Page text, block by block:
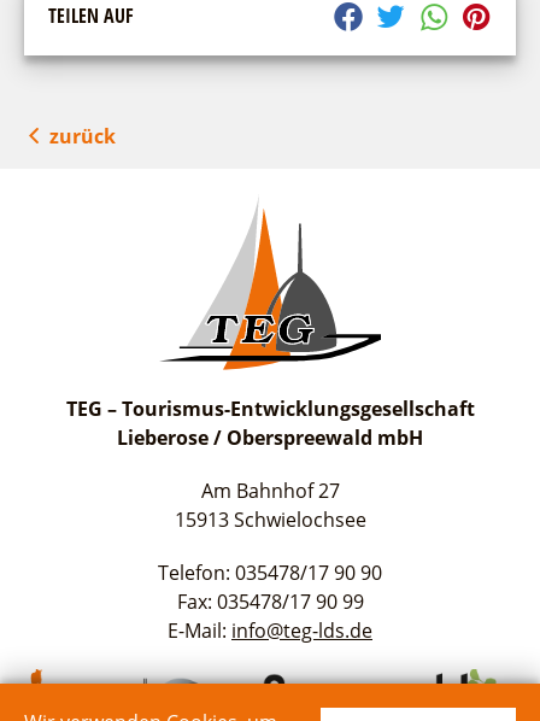
TEILEN AUF
zurück
TEG – Tourismus-Entwicklungsgesellschaft
Lieberose / Oberspreewald mbH
Am Bahnhof 27
15913 Schwielochsee
Telefon: 035478/17 90 90
Fax: 035478/17 90 99
E-Mail: info@teg-lds.de